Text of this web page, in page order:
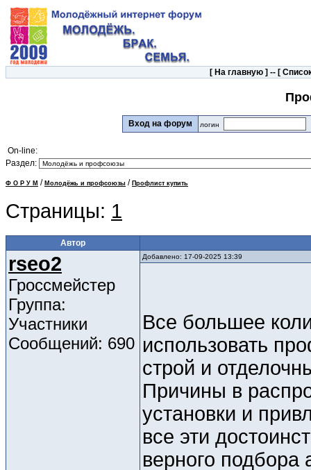
[ На главную] -- [
Вход на форум логин
On-line:
Раздел:
Ф О Р У М / Молодёжь и профсоюзы / Профлист купить
Страницы: 1
Автор
rseo2
Гроссмейстер
Группа:
Участники
Сообщений: 690
Добавлено: 17-09-2025 13:39
Все большее
использовать
строй и
Причины в
установки и
все эти
верного подбора